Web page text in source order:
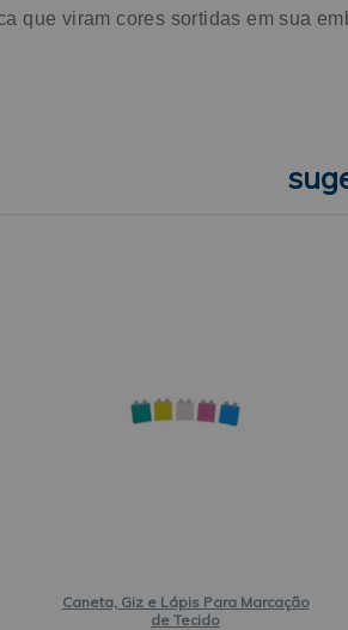
que viram cores sortidas em sua
Caneta, Giz e Lápis Para Marcação
de Tecido